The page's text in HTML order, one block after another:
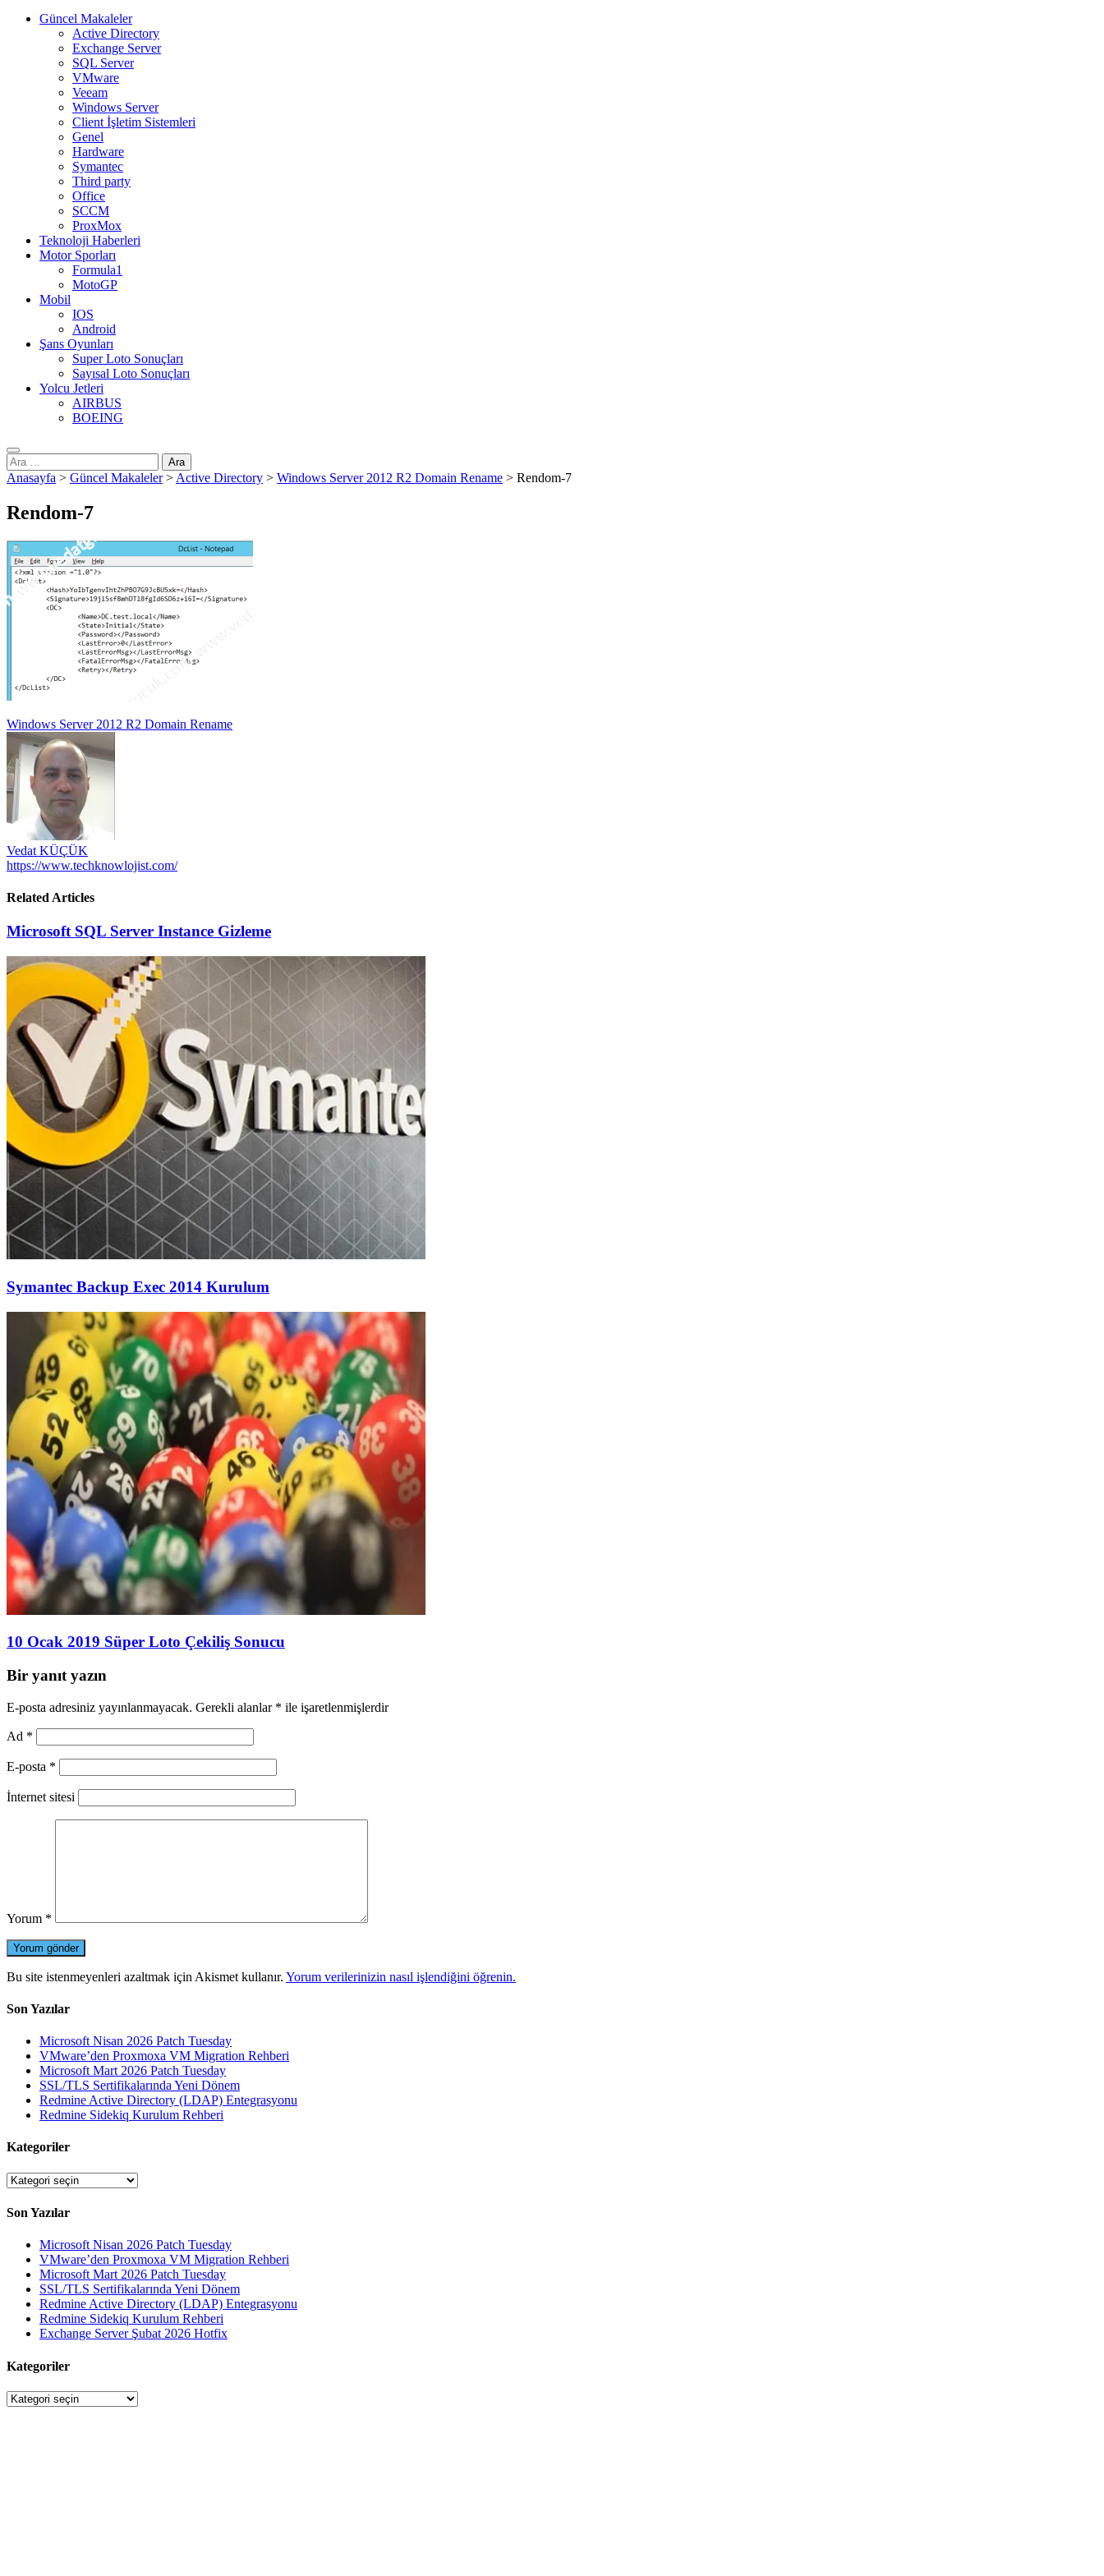
Güncel Makaleler
Active Directory
Exchange Server
SQL Server
VMware
Veeam
Windows Server
Client İşletim Sistemleri
Genel
Hardware
Symantec
Third party
Office
SCCM
ProxMox
Teknoloji Haberleri
Motor Sporları
Formula1
MotoGP
Mobil
IOS
Android
Şans Oyunları
Super Loto Sonuçları
Sayısal Loto Sonuçları
Yolcu Jetleri
AIRBUS
BOEING
Arama:
Anasayfa > Güncel Makaleler> Active Directory > Windows Server 2012 R2 Domain Rename > Rendom-7
Rendom-7
Yazı
gezinmesi
Windows Server 2012 R2 Domain Rename
Vedat KÜÇÜK
https://www.techknowlojist.com/
Related Articles
Microsoft SQL Server Instance Gizleme
Symantec Backup Exec 2014 Kurulum
10 Ocak 2019 Süper Loto Çekiliş Sonucu
Bir yanıt yazın
E-posta adresiniz yayınlanmayacak. Gerekli alanlar * ile işaretlenmişlerdir
Ad *
E-posta *
İnternet sitesi
Yorum *
Bu site istenmeyenleri azaltmak için Akismet kullanır. Yorum verilerinizin nasıl işlendiğini öğrenin.
Son Yazılar
Microsoft Nisan 2026 Patch Tuesday
VMware’den Proxmoxa VM Migration Rehberi
Microsoft Mart 2026 Patch Tuesday
SSL/TLS Sertifikalarında Yeni Dönem
Redmine Active Directory (LDAP) Entegrasyonu
Redmine Sidekiq Kurulum Rehberi
Kategoriler
Kategoriler
Son Yazılar
Microsoft Nisan 2026 Patch Tuesday
VMware’den Proxmoxa VM Migration Rehberi
Microsoft Mart 2026 Patch Tuesday
SSL/TLS Sertifikalarında Yeni Dönem
Redmine Active Directory (LDAP) Entegrasyonu
Redmine Sidekiq Kurulum Rehberi
Exchange Server Şubat 2026 Hotfix
Kategoriler
Kategoriler